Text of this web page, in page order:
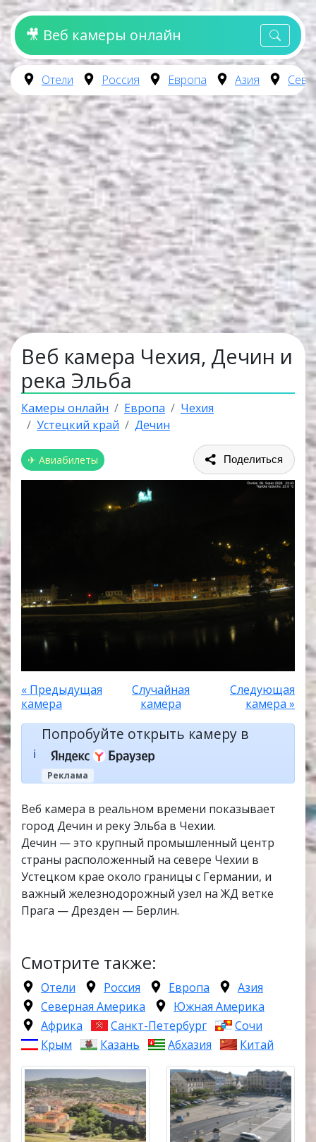
🎥 Веб камеры онлайн
Отели Россия Европа Азия
Веб камера Чехия, Дечин и
река Эльба
Камеры онлайн Европа
Чехия
Устецкий край
Дечин
✈ Авиабилеты Поделиться
« Предыдущая
камера
Случайная
камера
Следующая
камера »
ℹ️
Попробуйте открыть камеру в
Реклама
Веб камера в реальном времени показывает
город Дечин и реку Эльба в Чехии.
Дечин — это крупный промышленный центр
страны расположенный на севере Чехии в
Устецком крае около границы с Германии, и
важный железнодорожный узел на ЖД ветке
Прага — Дрезден — Берлин.
Смотрите также:
Отели Россия Европа
Азия
Северная Америка
Южная Америка
Африка
Санкт-Петербург
Сочи
Крым
Казань Абхазия Китай